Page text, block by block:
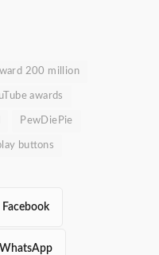
200 million
awards
PewDiePie
buttons
Facebook